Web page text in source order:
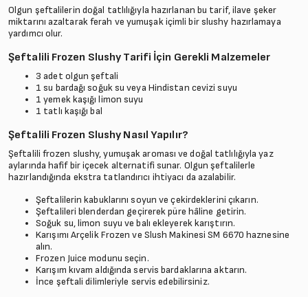
Olgun şeftalilerin doğal tatlılığıyla hazırlanan bu tarif, ilave şeker
miktarını azaltarak ferah ve yumuşak içimli bir slushy hazırlamaya
yardımcı olur.
Şeftalili Frozen Slushy Tarifi İçin Gerekli Malzemeler
3 adet olgun şeftali
1 su bardağı soğuk su veya Hindistan cevizi suyu
1 yemek kaşığı limon suyu
1 tatlı kaşığı bal
Şeftalili Frozen Slushy Nasıl Yapılır?
Şeftalili frozen slushy, yumuşak aroması ve doğal tatlılığıyla yaz
aylarında hafif bir içecek alternatifi sunar. Olgun şeftalilerle
hazırlandığında ekstra tatlandırıcı ihtiyacı da azalabilir.
Şeftalilerin kabuklarını soyun ve çekirdeklerini çıkarın.
Şeftalileri blenderdan geçirerek püre hâline getirin.
Soğuk su, limon suyu ve balı ekleyerek karıştırın.
Karışımı Arçelik Frozen ve Slush Makinesi SM 6670 haznesine
alın.
Frozen Juice modunu seçin.
Karışım kıvam aldığında servis bardaklarına aktarın.
İnce şeftali dilimleriyle servis edebilirsiniz.